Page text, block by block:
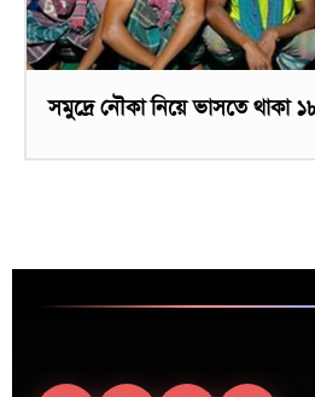
সমুদ্রে নৌকা নিয়ে ভাসতে থাকা